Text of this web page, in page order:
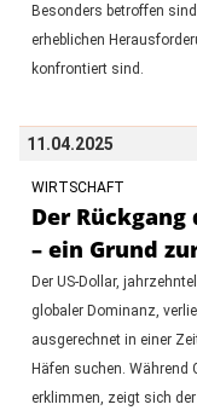
Besonders betroffen
erheblichen
konfrontiert sind.
11.04.2025
WIRTSCHAFT
Der
– ein Grund
Der US-Dollar,
globaler Dominanz,
ausgerechnet in einer
Häfen suchen. Während
erklimmen, zeigt sich